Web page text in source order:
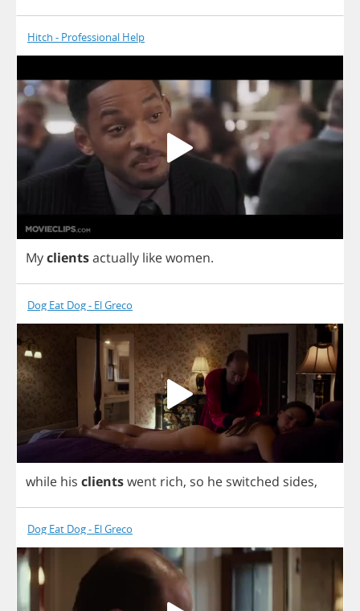
Hitch - Professional Help
Myclientsactually likewomen.
Dog Eat Dog - El Greco
while his clientswent rich, so he switched sides,
Dog Eat Dog - El Greco